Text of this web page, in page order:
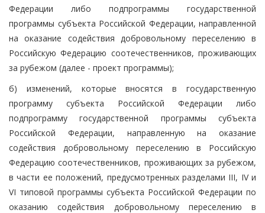
Федерации либо подпрограммы государственной
программы субъекта Российской Федерации, направленной
на оказание содействия добровольному переселению в
Российскую Федерацию соотечественников, проживающих
за рубежом (далее - проект программы);
б) изменений, которые вносятся в государственную
программу субъекта Российской Федерации либо
подпрограмму государственной программы субъекта
Российской Федерации, направленную на оказание
содействия добровольному переселению в Российскую
Федерацию соотечественников, проживающих за рубежом,
в части ее положений, предусмотренных разделами III, IV и
VI типовой программы субъекта Российской Федерации по
оказанию содействия добровольному переселению в